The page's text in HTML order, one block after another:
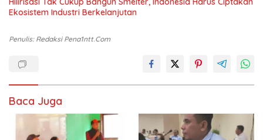
Ekosistem Industri Berkelanjutan
Penulis: Redaksi Pena1ntt.com
Baca Juga